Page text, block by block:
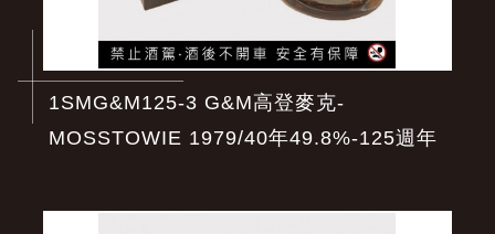
1SMG&M125-3 G&M高登麥克-
MOSSTOWIE 1979/40年49.8%-125週年